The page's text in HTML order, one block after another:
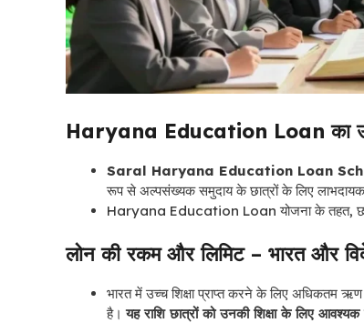
Haryana Education Loan का
Saral Haryana Education Loan
रूप से अल्पसंख्यक समुदाय के छात्रों के लिए
Haryana Education Loan योजना के तहत,
लोन की रकम और लिमिट – भारत और
भारत में उच्च शिक्षा प्राप्त करने के लिए अधिकतम
है।यह राशि छात्रों को उनकी शिक्षा के लिए आवश्यक